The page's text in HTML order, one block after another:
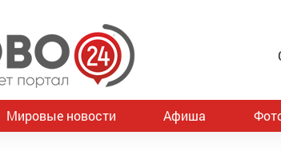
Мировые новости Афиша